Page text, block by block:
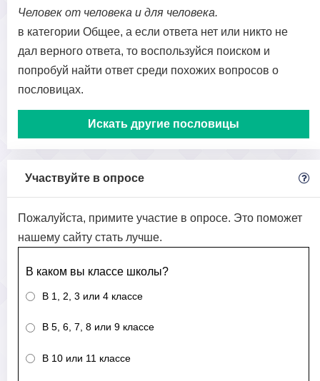
Человек от человека и для человека.
в категории Общее, а если ответа нет или никто не
дал верного ответа, то воспользуйся поиском и
попробуй найти ответ среди похожих вопросов о
пословицах.
Искать другие пословицы
Участвуйте в опросе
Пожалуйста, примите участие в опросе. Это поможет
нашему сайту стать лучше.
В каком вы классе школы?
В 1, 2, 3 или 4 классе
В 5, 6, 7, 8 или 9 классе
В 10 или 11 классе